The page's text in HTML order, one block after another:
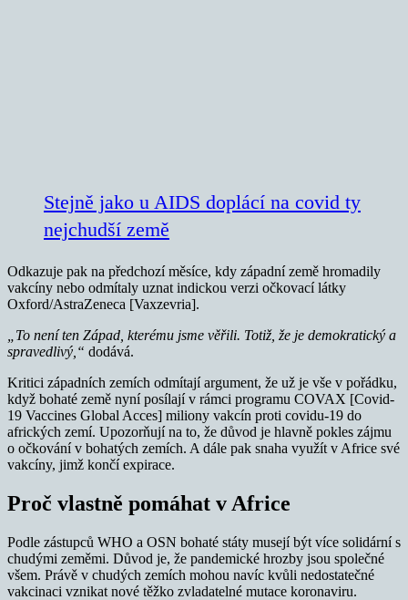
Stejně jako u AIDS doplácí na covid ty
nejchudší země
Odkazuje pak na předchozí měsíce, kdy západní země hromadily
vakcíny nebo odmítaly uznat indickou verzi očkovací látky
Oxford/AstraZeneca [Vaxzevria].
„To není ten Západ, kterému jsme věřili. Totiž, že je demokratický a
spravedlivý,“ dodává.
Kritici západních zemích odmítají argument, že už je vše v pořádku,
když bohaté země nyní posílají v rámci programu COVAX [Covid-
19 Vaccines Global Acces] miliony vakcín proti covidu-19 do
afrických zemí. Upozorňují na to, že důvod je hlavně pokles zájmu
o očkování v bohatých zemích. A dále pak snaha využít v Africe své
vakcíny, jimž končí expirace.
Proč vlastně pomáhat v Africe
Podle zástupců WHO a OSN bohaté státy musejí být více solidární s
chudými zeměmi. Důvod je, že pandemické hrozby jsou společné
všem. Právě v chudých zemích mohou navíc kvůli nedostatečné
vakcinaci vznikat nové těžko zvladatelné mutace koronaviru.